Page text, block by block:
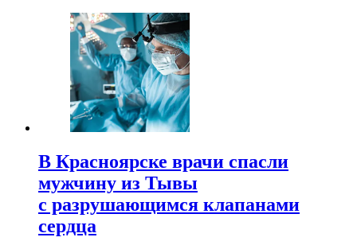
В Красноярске врачи спасли
мужчину из Тывы
с разрушающимся клапанами
сердца